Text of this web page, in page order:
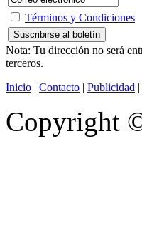
Términos y Condiciones
Nota: Tu dirección no será
terceros.
Inicio | Contacto | Publicidad |
Copyright